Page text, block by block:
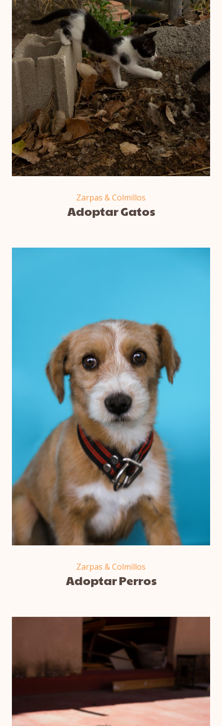
Zarpas & Colmillos
Adoptar Gatos
Zarpas & Colmillos
Adoptar Perros